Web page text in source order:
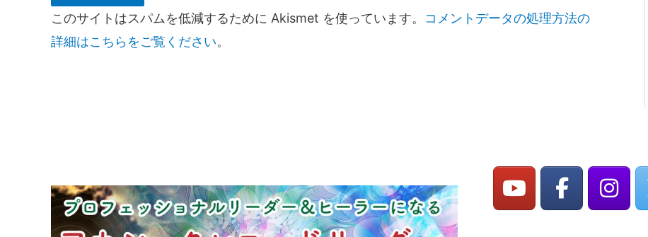
このサイトはスパムを低減するために Akismet を使っています。 コメントデータの処理方法の
詳細はこちらをご覧ください。